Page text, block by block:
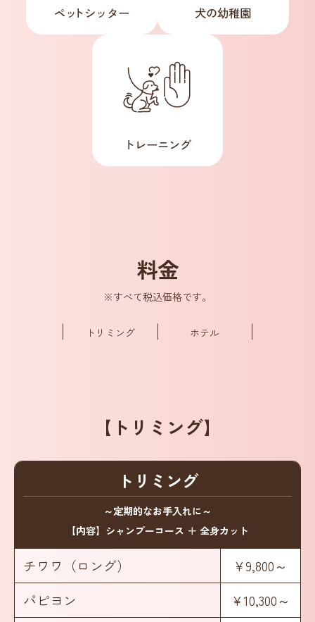
ペットシッター 犬の幼稚園
トレーニング
料金
※すべて税込価格です。
トリミング ホテル
【トリミング】
トリミング
～定期的なお手入れに～
【内容】シャンプーコース ＋ 全身カット
チワワ（ロング）
¥9,800～
パピヨン
¥10,300～